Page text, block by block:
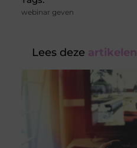
webinar geven
Lees deze artikelen